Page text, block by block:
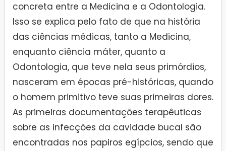
concreta entre a Medicina e a Odontologia.
Isso se explica pelo fato de que na história
das ciências médicas, tanto a Medicina,
enquanto ciência máter, quanto a
Odontologia, que teve nela seus primórdios,
nasceram em épocas pré-históricas, quando
o homem primitivo teve suas primeiras dores.
As primeiras documentações terapêuticas
sobre as infecções da cavidade bucal são
encontradas nos papiros egípcios, sendo que